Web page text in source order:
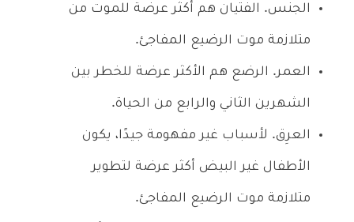
الجنس. الفتيان هم أكثر عرضة للموت من
متلازمة موت الرضيع المفاجئ.
العمر. الرضع هم الأكثر عرضة للخطر بين
الشهرين الثاني والرابع من الحياة.
العرِق. لأسباب غير مفهومة جيدًا، يكون
الأطفال غير البيض أكثر عرضة لتطوير
متلازمة موت الرضيع المفاجئ.